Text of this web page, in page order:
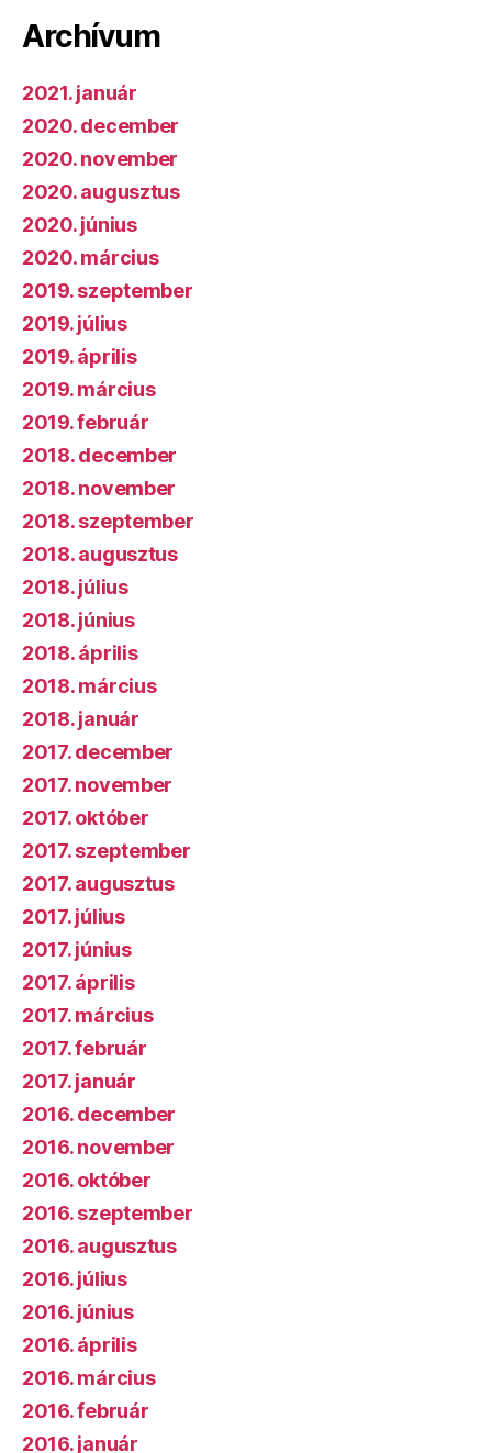
Archívum
2021. január
2020. december
2020. november
2020. augusztus
2020. június
2020. március
2019. szeptember
2019. július
2019. április
2019. március
2019. február
2018. december
2018. november
2018. szeptember
2018. augusztus
2018. július
2018. június
2018. április
2018. március
2018. január
2017. december
2017. november
2017. október
2017. szeptember
2017. augusztus
2017. július
2017. június
2017. április
2017. március
2017. február
2017. január
2016. december
2016. november
2016. október
2016. szeptember
2016. augusztus
2016. július
2016. június
2016. április
2016. március
2016. február
2016. január